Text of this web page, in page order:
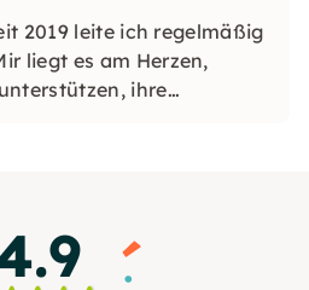
2019 leite ich regelmäßig
liegt es am Herzen,
ihre